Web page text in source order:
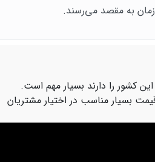
زمان به مقصد می‌رسند.
کشور را دارند بسیار مهم است.
قیمت بسیار مناسب در اختیار مشتریان